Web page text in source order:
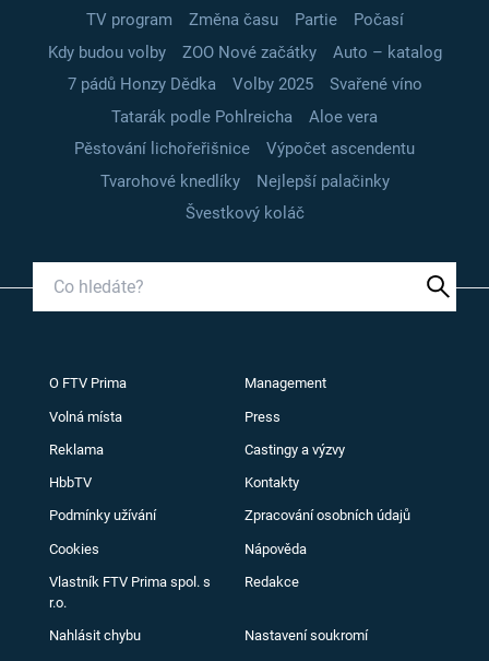
TV program
Změna času Partie
Počasí
Kdy budou volby
ZOO Nové začátky
Auto – katalog
7 pádů Honzy Dědka
Volby 2025
Svařené víno
Tatarák podle Pohlreicha
Aloe vera
Pěstování lichořeřišnice
Výpočet ascendentu
Tvarohové knedlíky
Nejlepší palačinky
Švestkový koláč
O FTV Prima Management
Volná místa Press
Reklama Castingy a výzvy
HbbTV Kontakty
Podmínky užívání Zpracování osobních údajů
Cookies Nápověda
Vlastník FTV Prima spol. s
r.o.
Redakce
Nahlásit chybu Nastavení soukromí